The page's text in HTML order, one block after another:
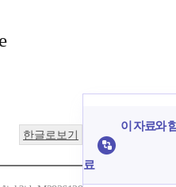
한글로보기
이 자료와
료